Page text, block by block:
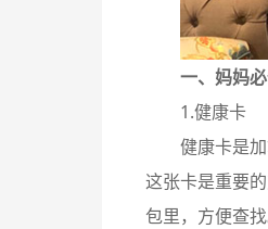
一、妈妈
1.健康卡
健康卡是
这张卡是重要
包里，方便查找